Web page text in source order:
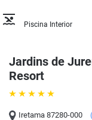
Jardins de
Resort
Iretama 87280-000
Piscina Interior